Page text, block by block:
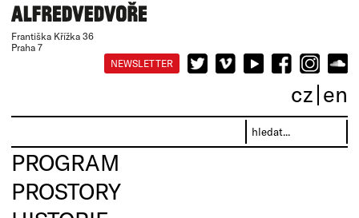
Františka Křížka 36
Praha 7
NEWSLETTER
cz en
PROGRAM
PROSTORY